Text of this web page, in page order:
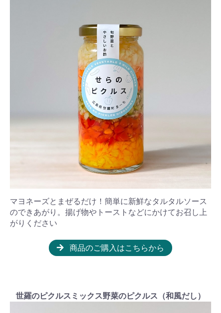
マヨネーズとまぜるだけ！簡単に新鮮なタルタルソース
のできあがり。揚げ物やトーストなどにかけてお召し上
がりください
商品のご購入はこちらから
世羅のピクルスミックス野菜のピクルス（和風だし）